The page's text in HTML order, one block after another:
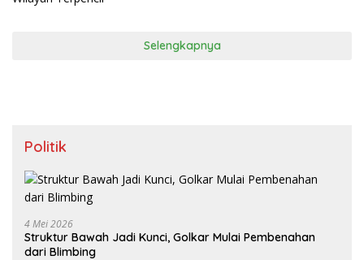
Selengkapnya
Politik
4 Mei 2026
Struktur Bawah Jadi Kunci, Golkar Mulai Pembenahan
dari Blimbing